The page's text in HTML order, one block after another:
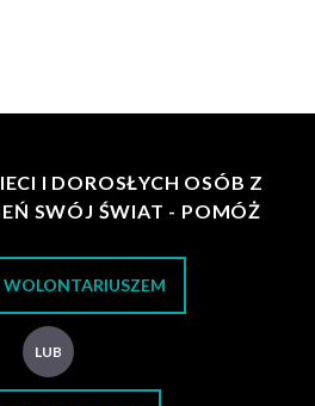
I DOROSŁYCH OSÓB Z
SWÓJ ŚWIAT - POMÓŻ
LUB